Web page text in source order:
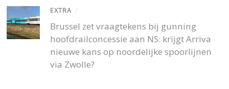
EXTRA /
Brussel zet vraagtekens bij gunning
hoofdrailconcessie aan NS: krijgt Arriva
nieuwe kans op noordelijke spoorlijnen
via Zwolle?